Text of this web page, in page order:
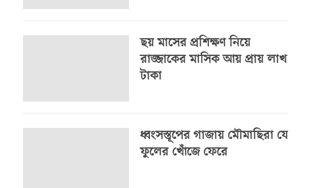
ছয় মাসের প্রশিক্ষণ নিয়ে
রাজ্জাকের মাসিক আয় প্রায় লাখ
টাকা
ধ্বংসস্তূপের গাজায় মৌমাছিরা যে
ফুলের খোঁজে ফেরে